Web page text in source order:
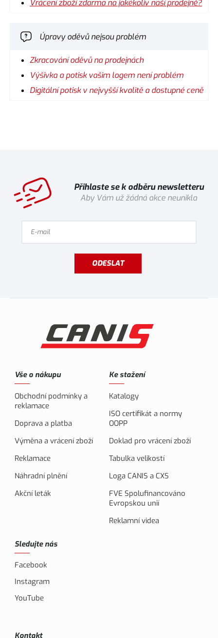
Vrácení zboží zdarma na jakékoliv naší prodejně?
Úpravy oděvů nejsou problém
Zkracování oděvů na prodejnách
Výšivka a potisk vašim logem není problém
Digitální potisk v nejvyšší kvalitě a dostupné ceně
Přihlaste se k odběru newsletteru
Aby Vám už žádná akce neunikla
ODESLAT
Vše o nákupu
Obchodní podmínky a
reklamace
Doprava a platba
Výměna a vrácení zboží
Reklamace
Náhradní plnění
Akční leták
Ke stažení
Katalogy
ISO certifikát a normy
OOPP
Doklad pro vrácení zboží
Tabulka velikostí
Loga CANIS a CXS
FVE Spolufinancováno
Evropskou unií
Reklamní videa
Sledujte nás
Facebook
Instagram
YouTube
Kontakt